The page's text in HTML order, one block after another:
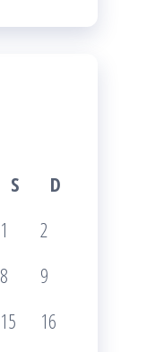
S
D
1
2
8
9
15
16